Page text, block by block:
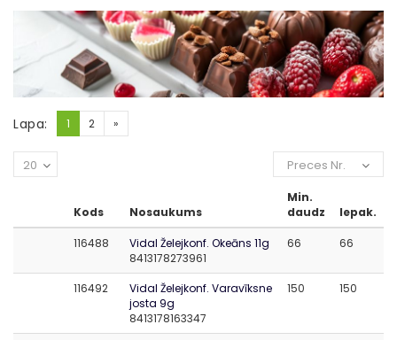
Lapa: 1 2 »
Preces Nr.
20
Kods Nosaukums
Min.
daudz
Iepak.
116488
Vidal Želejkonf. Okeāns 11g
8413178273961
66 66
116492
Vidal Želejkonf. Varavīksne
josta 9g
8413178163347
150 150